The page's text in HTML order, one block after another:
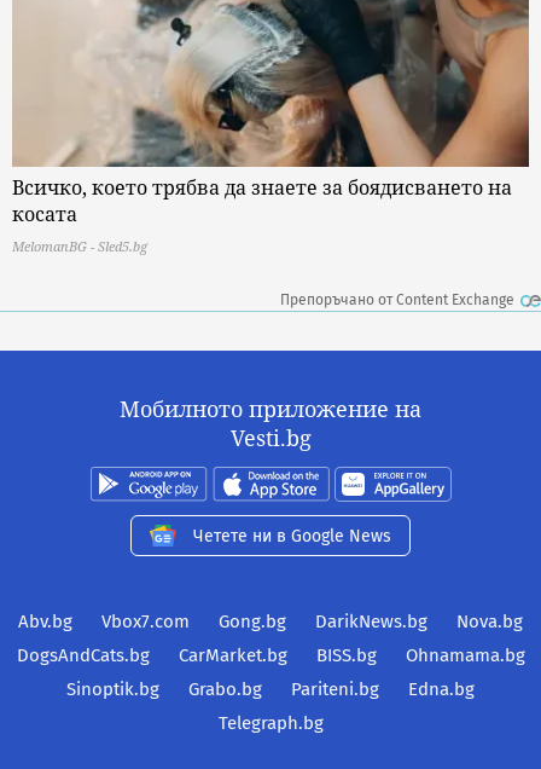
Всичко, което трябва да знаете за боядисването на
косата
MelomanBG - Sled5.bg
Препоръчано от Content Exchange
Мобилното приложение на
Vesti.bg
Четете ни в Google News
Abv.bg Vbox7.com Gong.bg DarikNews.bg
Nova.bg
DogsAndCats.bg
CarMarket.bg BISS.bg
Ohnamama.bg
Sinoptik.bg
Grabo.bg Pariteni.bg
Edna.bg
Telegraph.bg